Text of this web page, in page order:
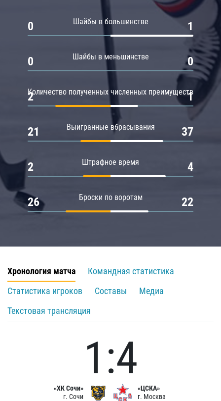
Шайбы в большинстве
0 1
Шайбы в меньшинстве
0 0
Количество полученных численных преимуществ
2 1
Выигранные вбрасывания
21 37
Штрафное время
2 4
Броски по воротам
26 22
Хронология матча
Командная статистика
Статистика игроков
Составы
Медиа
Текстовая трансляция
«ХК Сочи»
г. Сочи
1:4
«ЦСКА»
г. Москва